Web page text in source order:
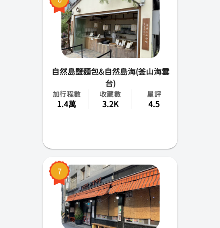
自然島鹽麵包&自然島海(釜山海雲
台)
加行程數
1.4萬
收藏數
3.2K
星評
4.5
7